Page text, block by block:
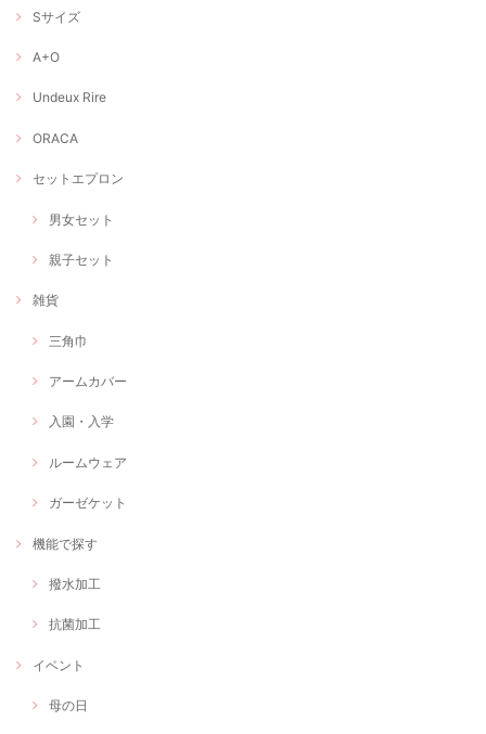
Sサイズ
A+O
Undeux Rire
ORACA
セットエプロン
男女セット
親子セット
雑貨
三角巾
アームカバー
入園・入学
ルームウェア
ガーゼケット
機能で探す
撥水加工
抗菌加工
イベント
母の日